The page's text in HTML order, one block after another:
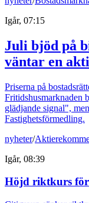
Igår, 07:15
Juli bjöd på
väntar en
Priserna på
Fritidshusmarknaden
glädjande signal",
Fastighetsförmedling.
nyheter/
Igår, 08:39
Höjd riktkurs